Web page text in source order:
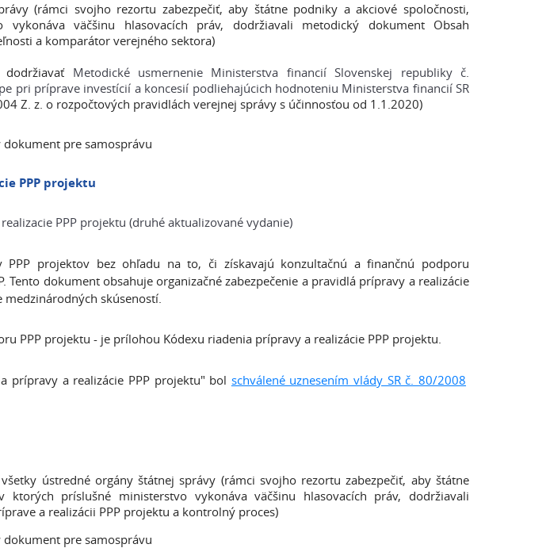
(rámci svojho rezortu zabezpečiť, aby štátne podniky a akciové spoločnosti,
väčšinu hlasovacích práv, dodržiavali metodický dokument Obsah
a komparátor verejného sektora)
Metodické usmernenie Ministerstva financií Slovenskej republiky č.
pri príprave investícií a koncesií podliehajúcich hodnoteniu Ministerstva financií SR
Z. z. o rozpočtových pravidlách verejnej správy s účinnosťou od 1.1.2020)
pre samosprávu
PPP projektu
PPP projektu (druhé aktualizované vydanie)
PPP projektov bez ohľadu na to, či získavajú konzultačnú a finančnú podporu
Tento dokument obsahuje organizačné zabezpečenie a pravidlá prípravy a realizácie
medzinárodných skúseností.
PPP projektu - je prílohou Kódexu riadenia prípravy a realizácie PPP projektu.
prípravy a realizácie PPP projektu" bol schválené uznesením vlády SR č. 80/2008
ústredné orgány štátnej správy (rámci svojho rezortu zabezpečiť, aby štátne
príslušné ministerstvo vykonáva väčšinu hlasovacích práv, dodržiavali
a realizácii PPP projektu a kontrolný proces)
pre samosprávu